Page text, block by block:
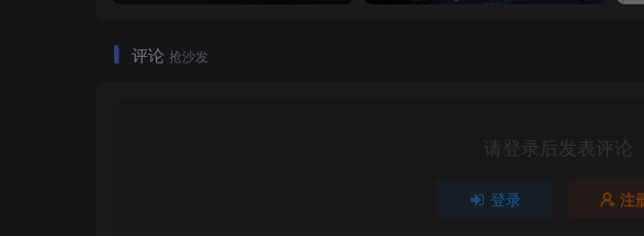
评论 抢沙发
请登录后发表评论
登录 注